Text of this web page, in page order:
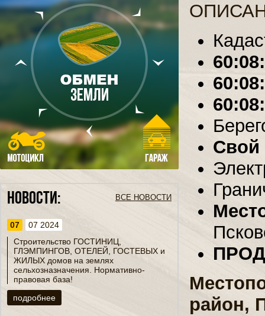
Новости:
07
07 2024
Строительство ГОСТИНИЦ,
ГЛЭМПИНГОВ, ОТЕЛЕЙ, ГОСТЕВЫХ и
ЖИЛЫХ домов на землях
сельхозназначения. Нормативно-
правовая база!
подробнее
ВСЕ НОВОСТИ
Свой
район,